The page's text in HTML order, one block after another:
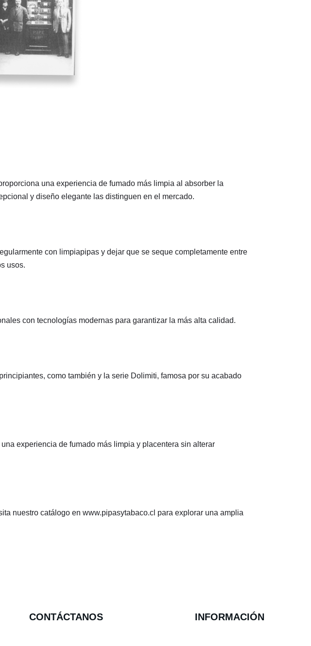
una experiencia de fumado más limpia al absorber la
y diseño elegante las distinguen en el mercado.
con limpiapipas y dejar que se seque completamente entre
usos.
con tecnologías modernas para garantizar la más alta calidad.
como también y la serie Dolimiti, famosa por su acabado
experiencia de fumado más limpia y placentera sin alterar
nuestro catálogo en www.pipasytabaco.cl para explorar una amplia
CONTÁCTANOS INFORMACIÓN